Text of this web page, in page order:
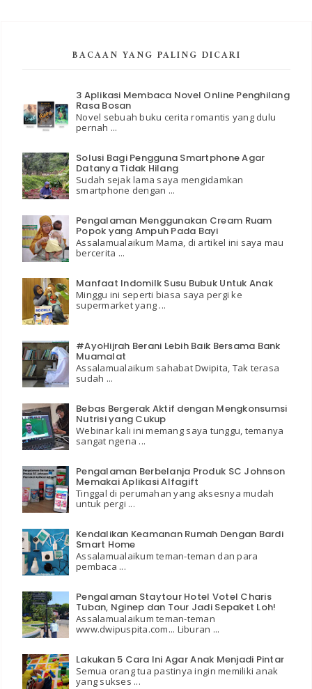
BACAAN YANG PALING DICARI
3 Aplikasi Membaca Novel Online Penghilang
Rasa Bosan
Novel sebuah buku cerita romantis yang dulu
pernah ...
Solusi Bagi Pengguna Smartphone Agar
Datanya Tidak Hilang
Sudah sejak lama saya mengidamkan
smartphone dengan ...
Pengalaman Menggunakan Cream Ruam
Popok yang Ampuh Pada Bayi
Assalamualaikum Mama, di artikel ini saya mau
bercerita ...
Manfaat Indomilk Susu Bubuk Untuk Anak
Minggu ini seperti biasa saya pergi ke
supermarket yang ...
#AyoHijrah Berani Lebih Baik Bersama Bank
Muamalat
Assalamualaikum sahabat Dwipita, Tak terasa
sudah ...
Bebas Bergerak Aktif dengan Mengkonsumsi
Nutrisi yang Cukup
Webinar kali ini memang saya tunggu, temanya
sangat ngena ...
Pengalaman Berbelanja Produk SC Johnson
Memakai Aplikasi Alfagift
Tinggal di perumahan yang aksesnya mudah
untuk pergi ...
Kendalikan Keamanan Rumah Dengan Bardi
Smart Home
Assalamualaikum teman-teman dan para
pembaca ...
Pengalaman Staytour Hotel Votel Charis
Tuban, Nginep dan Tour Jadi Sepaket Loh!
Assalamualaikum teman-teman
www.dwipuspita.com... Liburan ...
Lakukan 5 Cara Ini Agar Anak Menjadi Pintar
Semua orang tua pastinya ingin memiliki anak
yang sukses ...